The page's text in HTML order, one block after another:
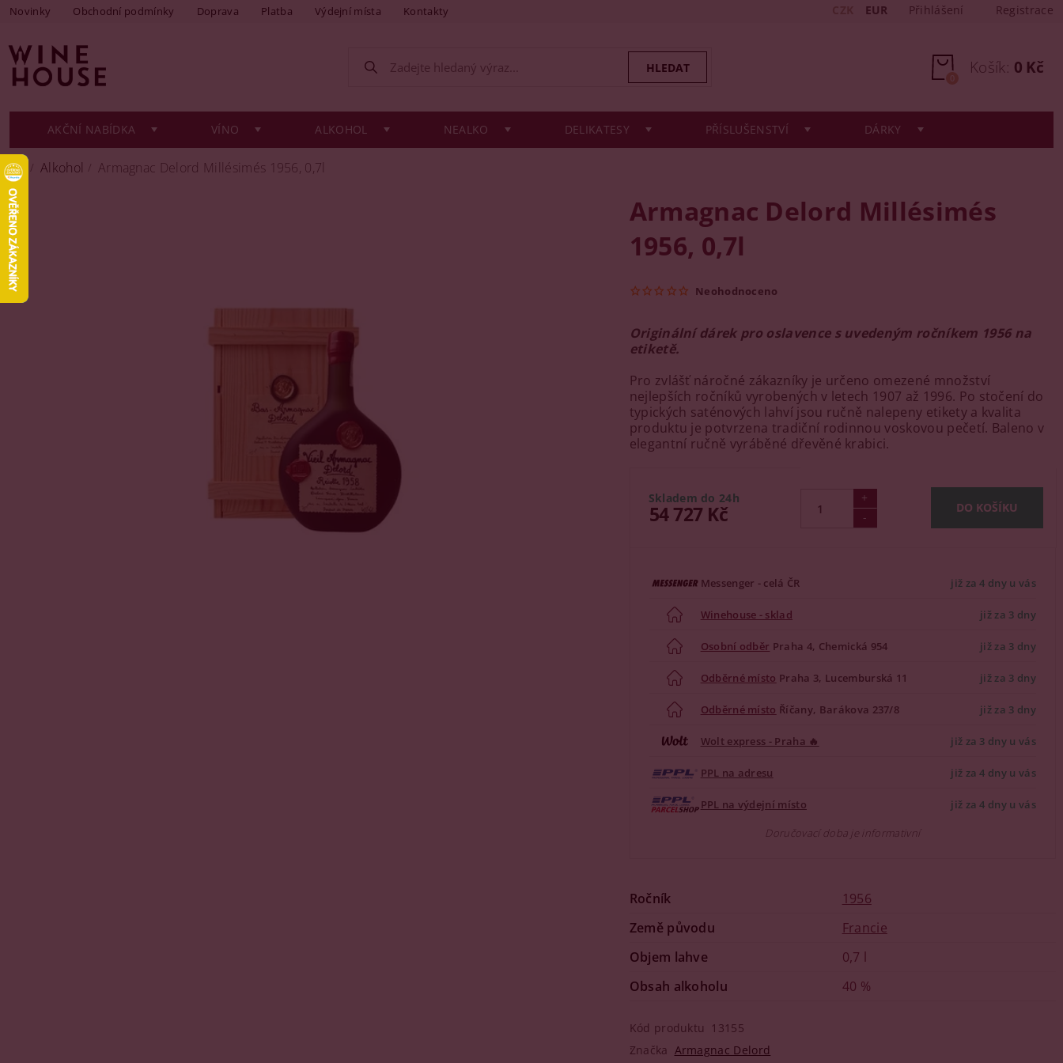
Novinky Obchodní podmínky Doprava Platba Výdejní místa Kontakty EUR Přihlášení Registrace
Košík: 0 Kč
0
AKČNÍ NABÍDKA VÍNO ALKOHOL NEALKO DELIKATESY PŘÍSLUŠENSTVÍ DÁRKY
Alkohol Armagnac Delord Millésimés 1956, 0,7l
Armagnac Delord Millésimés
1956, 0,7l
Neohodnoceno
Originální dárek pro oslavence s uvedeným ročníkem 1956 na
etiketě.
Pro zvlášť náročné zákazníky je určeno omezené množství
nejlepších ročníků vyrobených v letech 1907 až 1996. Po stočení do
typických saténových lahví jsou ručně nalepeny etikety a kvalita
produktu je potvrzena tradiční rodinnou voskovou pečetí. Baleno v
elegantní ručně vyráběné dřevěné krabici.
Skladem do 24h
54 727 Kč
Messenger - celá ČR již za 4 dny u vás
Winehouse - sklad již za 3 dny
Osobní odběr Praha 4, Chemická 954 již za 3 dny
Odběrné místo Praha 3, Lucemburská 11 již za 3 dny
Odběrné místo Říčany, Barákova 237/8 již za 3 dny
Wolt express - Praha 🔥 již za 3 dny u vás
PPL na adresu již za 4 dny u vás
PPL na výdejní místo
již za 4 dny u vás
Doručovací doba je informativní
Ročník
1956
Země původu
Francie
Objem lahve
0,7 l
Obsah alkoholu
40 %
Kód produktu
13155
Značka Armagnac Delord